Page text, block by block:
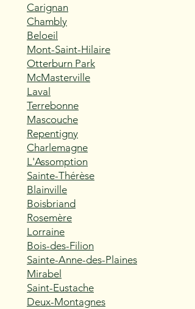
Carignan
Chambly
Beloeil
Mont-Saint-Hilaire
Otterburn Park
McMasterville
Laval
Terrebonne
Mascouche
Repentigny
Charlemagne
L'Assomption
Sainte-Thérèse
Blainville
Boisbriand
Rosemère
Lorraine
Bois-des-Filion
Sainte-Anne-des-Plaines
Mirabel
Saint-Eustache
Deux-Montagnes